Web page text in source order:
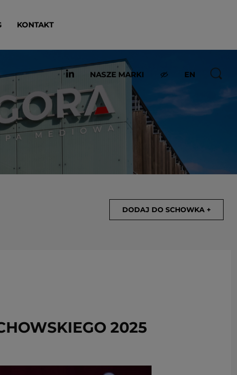
KONTAKT
NASZE MARKI EN
DODAJ DO SCHOWKA +
2025